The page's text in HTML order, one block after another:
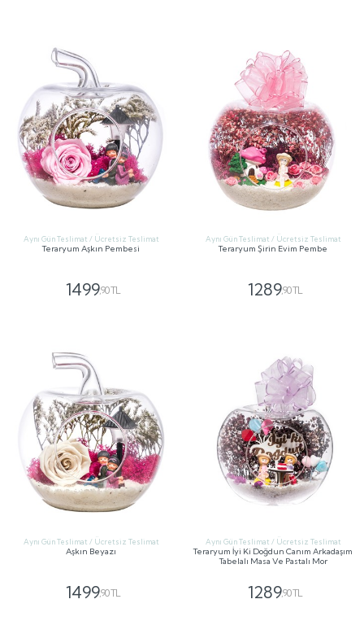
Aynı Gün Teslimat / Ücretsiz Teslimat
Teraryum Aşkın Pembesi
1499,90 TL
Aynı Gün Teslimat / Ücretsiz Teslimat
Teraryum Şirin Evim Pembe
1289,90 TL
Aynı Gün Teslimat / Ücretsiz Teslimat
Aşkın Beyazı
1499,90 TL
Aynı Gün Teslimat / Ücretsiz Teslimat
Teraryum İyi Ki Doğdun Canım Arkadaşım
Tabelalı Masa Ve Pastalı Mor
1289,90 TL